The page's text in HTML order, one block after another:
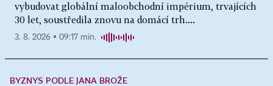
vybudovat globální maloobchodní impérium, trvajících
30 let, soustředila znovu na domácí trh....
3. 8. 2026 ▪ 09:17 min.
BYZNYS PODLE JANA BROŽE